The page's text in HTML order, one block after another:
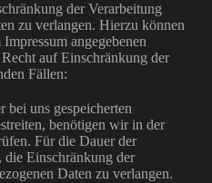
der Verarbeitung
zu verlangen. Hierzu können
angegebenen
auf Einschränkung der
Fällen:
uns gespeicherten
benötigen wir in der
Für die Dauer der
die Einschränkung der
Daten zu verlangen.